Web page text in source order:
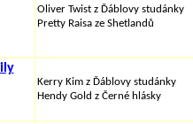
Oliver Twist z Ďáblovy studánky
Pretty Raisa ze Shetlandů
Kerry Kim z Ďáblovy studánky
Hendy Gold z Černé hlásky